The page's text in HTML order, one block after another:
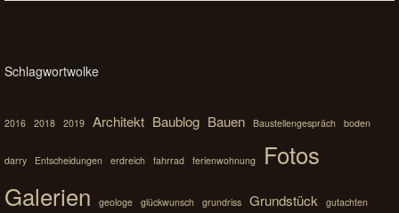
Schlagwortwolke
2016 2018 2019 Architekt Baublog Bauen Baustellengespräch boden
darry Entscheidungen erdreich fahrrad ferienwohnung
Fotos
Galerien
geologe glückwunsch grundriss Grundstück gutachten